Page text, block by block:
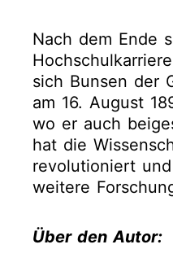
Nach dem Ende
sich Bunsen der
am 16. August
wo er auch
hat die
revolutioniert
weitere
Über den Autor: